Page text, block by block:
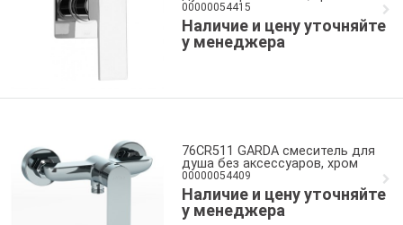
00000054415
Наличие и цену уточняйте
у менеджера
76CR511 GARDA смеситель для
душа без аксессуаров, хром
00000054409
Наличие и цену уточняйте
у менеджера